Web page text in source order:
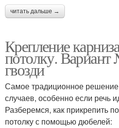
читать дальше →
Крепление
потолку.
гвозди
Самое традиционное
случаев, особенно если речь
Разберемся, как прикрепить
потолку с помощью дюбелей: